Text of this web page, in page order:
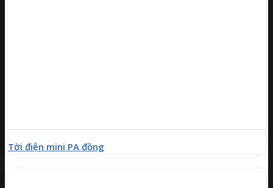
Tời điện mini PA đồng